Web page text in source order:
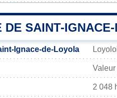
DE SAINT-
Ignace-de-Loyola
2 048